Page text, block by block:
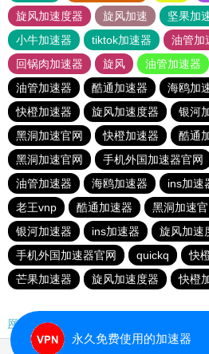
旋风加速度器
旋风加速 坚果加
小牛加速器
tiktok加速器 油管加
回锅肉加速器
旋风 油管加速器
油管加速器
酷通加速器 海鸥加
快橙加速器
旋风加速度器 银河
黑洞加速官网
快橙加速器 酷通
黑洞加速官网
手机外国加速器官网
油管加速器
海鸥加速器 ins加速
老王vnp
酷通加速器 黑洞加速
银河加速器
ins加速器
旋风加速
手机外国加速器官网
quickq 快
芒果加速器
旋风加速度器 快橙
网站地图
永久免费使用的加速器